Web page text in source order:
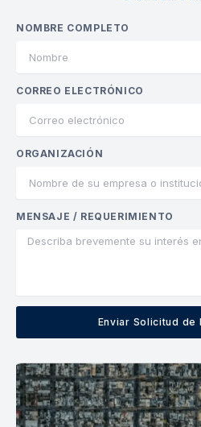
NOMBRE COMPLETO
CORREO ELECTRÓNICO
ORGANIZACIÓN
MENSAJE / REQUERIMIENTO
Enviar Solicitud de